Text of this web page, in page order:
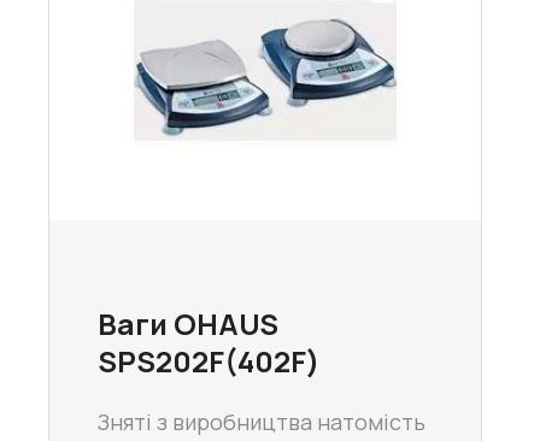
Ваги OHAUS
SPS202F(402F)
Зняті з виробництва натомість